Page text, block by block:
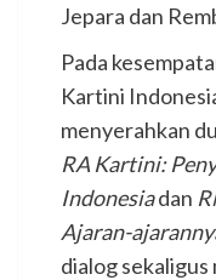
Jepara dan
Pada
Kartini
menyerahkan
RA Kartini:
Indonesiadan
Ajaran-
dialog